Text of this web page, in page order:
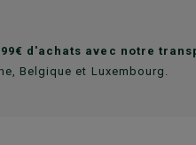
d'achats avec notre
Belgique et Luxembourg.